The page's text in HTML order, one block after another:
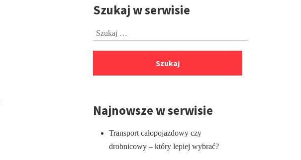
PrzejdźSzukaj w serwisie
Szukaj:
Najnowsze w serwisie
Transport całopojazdowy czy
drobnicowy – który lepiej wybrać?